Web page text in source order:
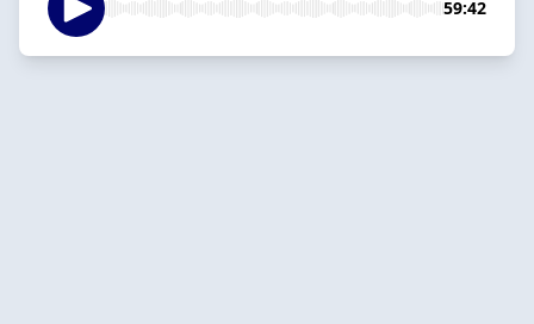
59:42